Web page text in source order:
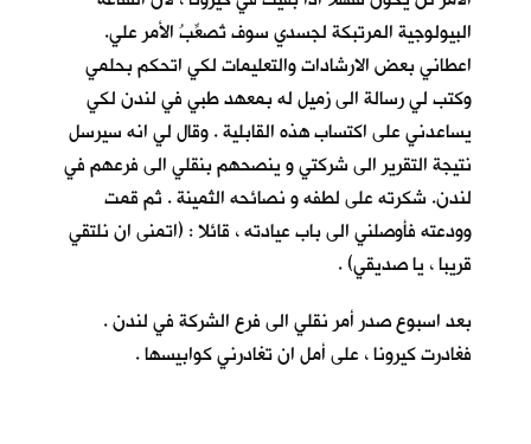
البيولوجية المرتبكة لجسدي سوف تُصعِّبُ الأمر علي.
اعطاني بعض الارشادات والتعليمات لكي اتحكم بحلمي
وكتب لي رسالة الى زميل له بمعهد طبي في لندن لكي
يساعدني على اكتساب هذه القابلية . وقال لي انه سيرسل
نتيجة التقرير الى شركتي و ينصحهم بنقلي الى فرعهم في
لندن. شكرته على لطفه و نصائحه الثمينة . ثم قمت
وودعته فأوصلني الى باب عيادته ، قائلا : (اتمنى ان نلتقي
قريبا ، يا صديقي) .
بعد اسبوع صدر أمر نقلي الى فرع الشركة في لندن .
فغادرت كيرونا ، على أمل ان تغادرني كوابيسها .